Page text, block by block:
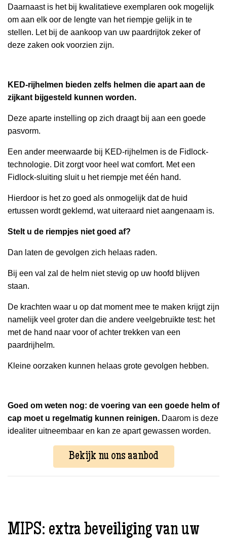
Daarnaast is het bij kwalitatieve exemplaren ook mogelijk
om aan elk oor de lengte van het riempje gelijk in te
stellen. Let bij de aankoop van uw paardrijtok zeker of
deze zaken ook voorzien zijn.
KED-rijhelmen bieden zelfs helmen die apart aan de
zijkant bijgesteld kunnen worden.
Deze aparte instelling op zich draagt bij aan een goede
pasvorm.
Een ander meerwaarde bij KED-rijhelmen is de Fidlock-
technologie. Dit zorgt voor heel wat comfort. Met een
Fidlock-sluiting sluit u het riempje met één hand.
Hierdoor is het zo goed als onmogelijk dat de huid
ertussen wordt geklemd, wat uiteraard niet aangenaam is.
Stelt u de riempjes niet goed af?
Dan laten de gevolgen zich helaas raden.
Bij een val zal de helm niet stevig op uw hoofd blijven
staan.
De krachten waar u op dat moment mee te maken krijgt zijn
namelijk veel groter dan die andere veelgebruikte test: het
met de hand naar voor of achter trekken van een
paardrijhelm.
Kleine oorzaken kunnen helaas grote gevolgen hebben.
Goed om weten nog: de voering van een goede helm of
cap moet u regelmatig kunnen reinigen. Daarom is deze
idealiter uitneembaar en kan ze apart gewassen worden.
Bekijk nu ons aanbod
MIPS: extra beveiliging van uw